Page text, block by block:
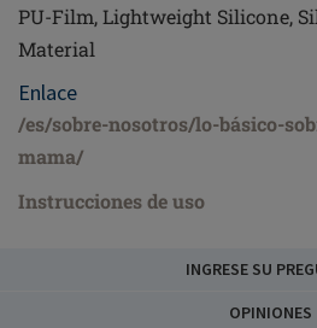
PU-Film, Lightweight Silicone,
Material
Enlace
/es/sobre-nosotros/lo-básico-
mama/
Instrucciones de uso
INGRESE SU
OPINIONES